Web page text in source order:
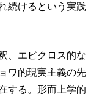
続けるという実践
、エピクロス的な
ワ的現実主義の先
する。形而上学的